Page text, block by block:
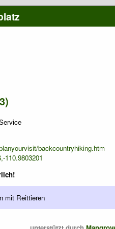
backcountryhiking.htm
110.9803201
mit Reittieren